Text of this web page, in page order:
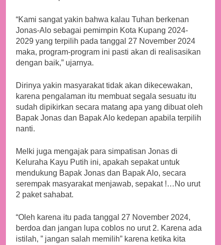
“Kami sangat yakin bahwa kalau Tuhan berkenan
Jonas-Alo sebagai pemimpin Kota Kupang 2024-
2029 yang terpilih pada tanggal 27 November 2024
maka, program-program ini pasti akan di realisasikan
dengan baik,” ujarnya.
Dirinya yakin masyarakat tidak akan dikecewakan,
karena pengalaman itu membuat segala sesuatu itu
sudah dipikirkan secara matang apa yang dibuat oleh
Bapak Jonas dan Bapak Alo kedepan apabila terpilih
nanti.
Melki juga mengajak para simpatisan Jonas di
Keluraha Kayu Putih ini, apakah sepakat untuk
mendukung Bapak Jonas dan Bapak Alo, secara
serempak masyarakat menjawab, sepakat !…No urut
2 paket sahabat.
“Oleh karena itu pada tanggal 27 November 2024,
berdoa dan jangan lupa coblos no urut 2. Karena ada
istilah, ” jangan salah memilih” karena ketika kita